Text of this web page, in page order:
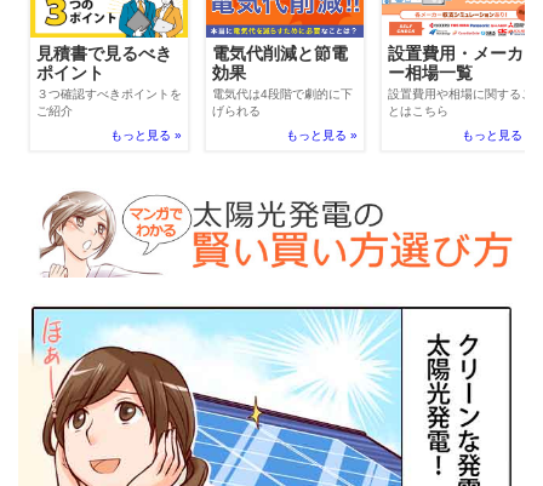
見積書で見るべき
ポイント
３つ確認すべきポイントを
ご紹介
もっと見る »
電気代削減と節電
効果
電気代は4段階で劇的に下
げられる
もっと見る »
設置費用・メーカ
ー相場一覧
設置費用や相場に関するこ
とはこちら
もっと見る »